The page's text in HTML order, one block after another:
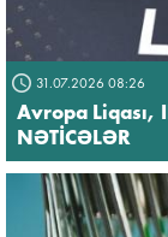
31.07.2026 08:26
Avropa Liqası,
NƏTİCƏLƏR